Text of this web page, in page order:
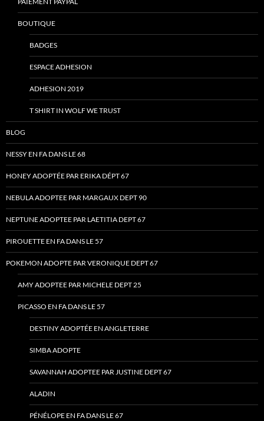
BOUTIQUE
BADGES
ESPACE ADHESION
ADHESION 2019
T SHIRT IN WOLF WE TRUST
BLOG
NESSY EN FA DANS LE 68
HONEY ADOPTÉE PAR ERIKA DÉPT 67
NEBULA ADOPTEE PAR MARGAUX DEPT 90
NEPTUNE ADOPTEE PAR LAETITIA DEPT 67
PIROUETTE EN FA DANS LE 57
POKEMON ADOPTE PAR VERONIQUE DEPT 67
AMY ADOPTEE PAR MICHELE DEPT 25
PICASSO EN FA DANS LE 57
DESTINY ADOPTÉE EN ANGLETERRE
SIMBA ADOPTE
SAVANNAH ADOPTEE PAR JUSTINE DEPT 67
ALADIN
PÉNÉLOPE EN FA DANS LE 67